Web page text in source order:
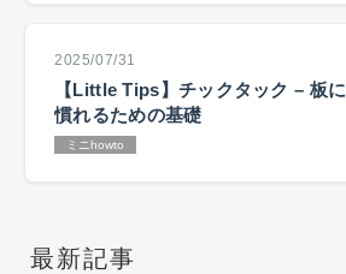
2025/07/31
【Little Tips】チックタック – 板に
慣れるための基礎
ミニhowto
最新記事